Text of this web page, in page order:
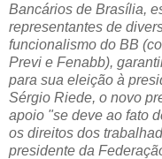
Bancários de Brasília,
representantes de
funcionalismo do BB
Previ e Fenabb),
para sua eleição à
Sérgio Riede, o novo
apoio "se deve ao fato
os direitos dos
presidente da